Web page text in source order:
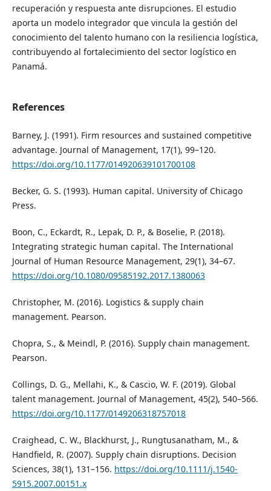
recuperación y respuesta ante disrupciones. El estudio
aporta un modelo integrador que vincula la gestión del
conocimiento del talento humano con la resiliencia logística,
contribuyendo al fortalecimiento del sector logístico en
Panamá.
References
Barney, J. (1991). Firm resources and sustained competitive
advantage. Journal of Management, 17(1), 99–120.
https://doi.org/10.1177/014920639101700108
Becker, G. S. (1993). Human capital. University of Chicago
Press.
Boon, C., Eckardt, R., Lepak, D. P., & Boselie, P. (2018).
Integrating strategic human capital. The International
Journal of Human Resource Management, 29(1), 34–67.
https://doi.org/10.1080/09585192.2017.1380063
Christopher, M. (2016). Logistics & supply chain
management. Pearson.
Chopra, S., & Meindl, P. (2016). Supply chain management.
Pearson.
Collings, D. G., Mellahi, K., & Cascio, W. F. (2019). Global
talent management. Journal of Management, 45(2), 540–566.
https://doi.org/10.1177/0149206318757018
Craighead, C. W., Blackhurst, J., Rungtusanatham, M., &
Handfield, R. (2007). Supply chain disruptions. Decision
Sciences, 38(1), 131–156. https://doi.org/10.1111/j.1540-
5915.2007.00151.x